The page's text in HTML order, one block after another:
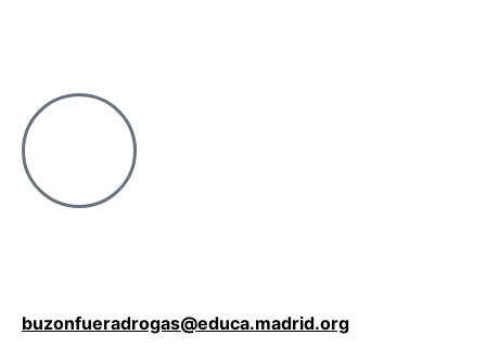
buzonfueradrogas@educa.madrid.org